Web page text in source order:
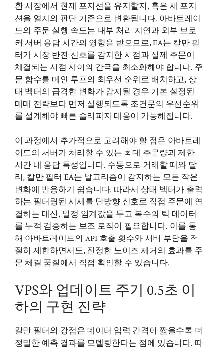
환 시장에서 현재 포지션을 유지할지, 혹은 새 포지
션을 열지의 판단 기준으로 변환됩니다. 아바트레이
드의 주문 실행 속도는 내부 처리 지연과 외부 브로
커 서버 응답 시간의 영향을 받으므로, EA는 칼만 필
터가 시장 반전 신호를 감지한 시점과 실제 주문이
체결되는 시점 사이의 간극을 최소화해야 합니다. 주
문 함수를 메인 루프의 최우선 순위로 배치하고, 상
태 벡터의 급격한 변화가 감지될 경우 기본 설정된
매매 전략보다 먼저 실행되도록 조건문의 우선순위
를 설계해야 빠른 슬리피지 대응이 가능해집니다.
이 과정에서 추가적으로 고려해야 할 점은 아바트레
이드의 서버가 처리할 수 있는 최대 주문량과 제한
시간 내 응답 특성입니다. 수동으로 거래할 때와 달
리, 칼만 필터 EA는 알고리즘이 감지하는 모든 작은
변화에 반응하기 쉽습니다. 따라서 상태 벡터가 출력
하는 필터링된 시세를 단방향 신호로 직접 주문에 연
결하는 대신, 일정 임계값을 두고 복수의 틱 데이터
를 누적 검증하는 보조 로직이 필요합니다. 이를 통
해 아바트레이드의 API 호출 횟수와 서버 부담을 적
절히 제한하면서도, 진정한 노이즈 제거의 효과를 주
문 체결 품질에서 직접 확인할 수 있습니다.
VPS와 업데이트 주기 0.5초 이
하의 구현 전략
칼만 필터의 강점은 데이터 입력 간격이 짧을수록 더
정밀한 예측 결과를 모델링한다는 점에 있습니다. 따